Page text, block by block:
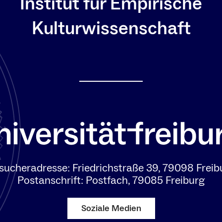
Kulturwissenschaft
Friedrichstraße 39, 79098
Postanschrift: Postfach, 79085 Freiburg
Soziale Medien